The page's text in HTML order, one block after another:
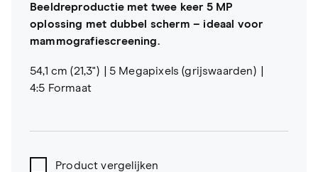
Beeldreproductie met twee keer 5 MP
oplossing met dubbel scherm – ideaal voor
mammografiescreening.
54,1 cm (21,3")
5 Megapixels (grijswaarden)
4:5 Formaat
Product vergelijken